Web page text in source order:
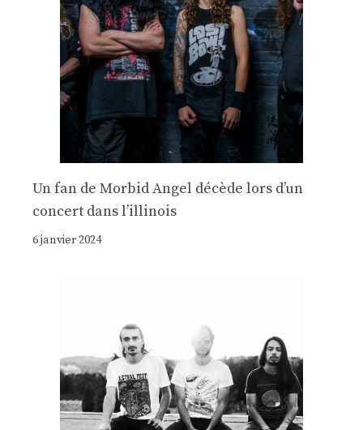
Un fan de Morbid Angel décède lors d’un
concert dans l’illinois
6 janvier 2024